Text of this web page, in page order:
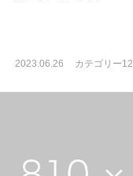
2023.06.26 カテゴリー12